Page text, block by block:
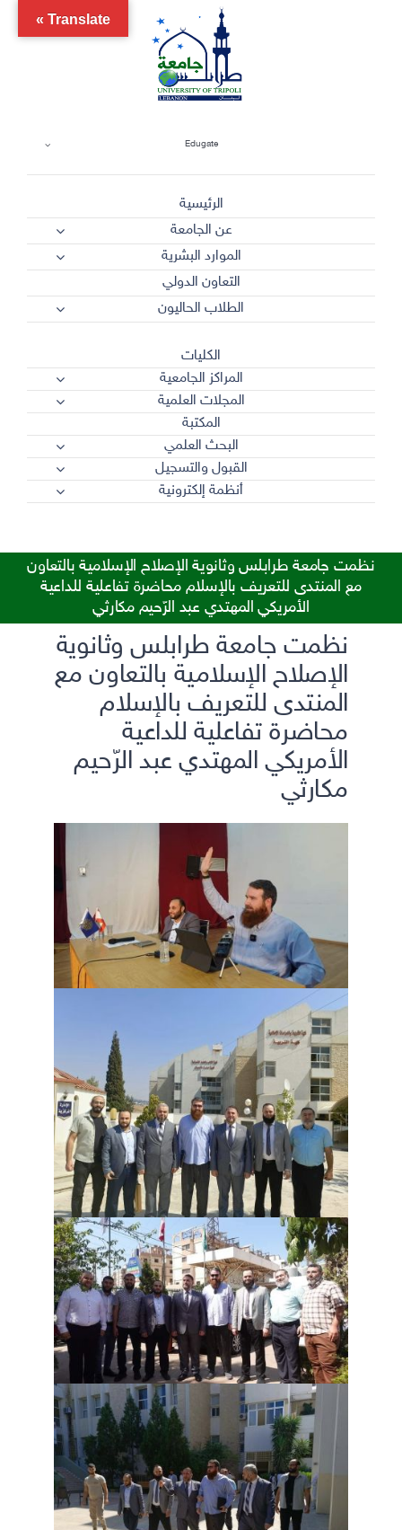
Edugate
الرئيسية
عن الجامعة
الموارد البشرية
التعاون الدولي
الطلاب الحاليون
الكليات
المراكز الجامعية
المجلات العلمية
المكتبة
البحث العلمي
القبول والتسجيل
أنظمة إلكترونية
نظمت جامعة طرابلس وثانوية الإصلاح الإسلامية بالتعاون
مع المنتدى للتعريف بالإسلام محاضرة تفاعلية للداعية
الأمريكي المهتدي عبد الرّحيم مكارثي
نظمت جامعة طرابلس وثانوية
الإصلاح الإسلامية بالتعاون مع
المنتدى للتعريف بالإسلام
محاضرة تفاعلية للداعية
الأمريكي المهتدي عبد الرّحيم
مكارثي
Translate »